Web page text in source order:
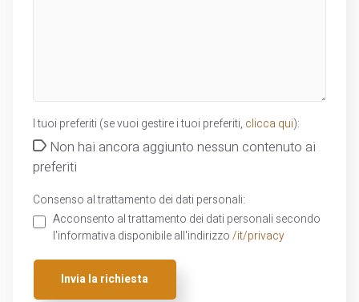
I tuoi preferiti (se vuoi gestire i tuoi preferiti, clicca qui):
Non hai ancora aggiunto nessun contenuto ai
preferiti
Consenso al trattamento dei dati personali:
Acconsento al trattamento dei dati personali secondo
l'informativa disponibile all'indirizzo /it/privacy
Invia la richiesta